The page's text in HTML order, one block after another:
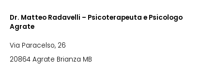
Dr. Matteo Radavelli – Psicoterapeuta e Psicologo
Agrate
Via Paracelso, 26
20864 Agrate Brianza MB